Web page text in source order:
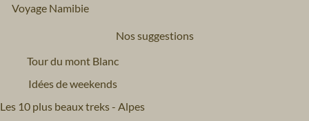
Voyage Namibie
Nos suggestions
Tour du mont Blanc
Idées de weekends
Les 10 plus beaux treks - Alpes